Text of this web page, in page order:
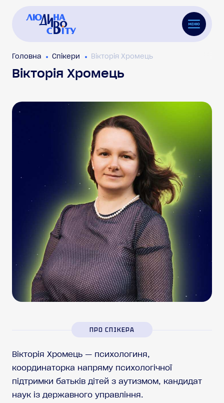
Головна Спікери Вікторія Хромець
Вікторія Хромець
ПРО СПІКЕРА
Вікторія Хромець — психологиня,
координаторка напряму психологічної
підтримки батьків дітей з аутизмом, кандидат
наук із державного управління.